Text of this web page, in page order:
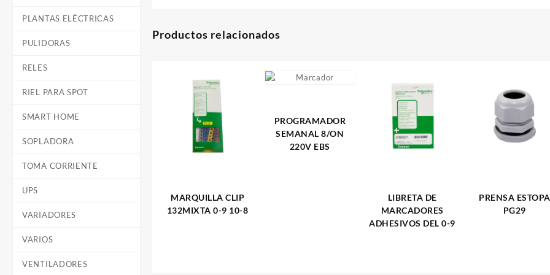
PLANTAS ELÉCTRICAS
PULIDORAS
RELES
RIEL PARA SPOT
SMART HOME
SOPLADORA
TOMA CORRIENTE
UPS
VARIADORES
VARIOS
VENTILADORES
Productos relacionados
MARQUILLA CLIP
132MIXTA 0-9 10-8
PROGRAMADOR
SEMANAL 8/ON
220V EBS
LIBRETA DE
MARCADORES
ADHESIVOS DEL 0-9
PRENSA ESTOPA
PG29